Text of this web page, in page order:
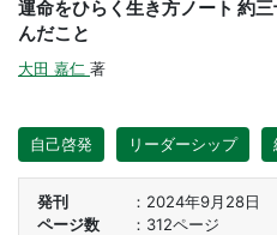
運命をひらく生き方ノート 約
んだこと
大田 嘉仁 著
自己啓発 リーダーシップ
発刊
2024年9月28日
ページ数
312ページ